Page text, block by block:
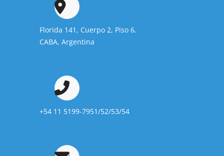
Florida 141, Cuerpo 2, Piso 6.
CABA, Argentina
+54 11 5199-7951/52/53/54